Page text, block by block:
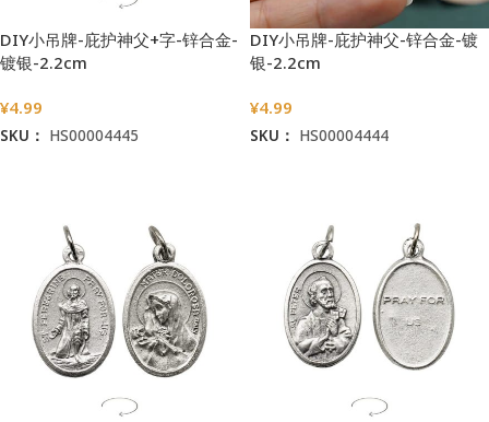
DIY小吊牌-庇护神父+字-锌合金-
镀银-2.2cm
¥4.99
SKU： HS00004445
DIY小吊牌-庇护神父-锌合金-镀
银-2.2cm
¥4.99
SKU： HS00004444